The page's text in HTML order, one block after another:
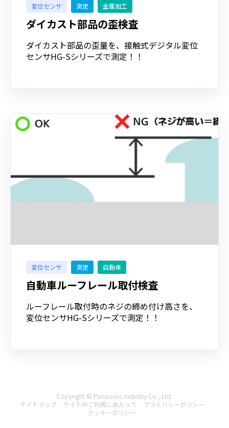
変位センサ 測定 金属加工
ダイカスト部品の歪検査
ダイカスト部品の歪量を、接触式デジタル変位
センサHG-Sシリーズで測定！！
変位センサ 測定 自動車
自動車ルーフレール取付検査
ルーフレール取付時のネジの締め付け高さを、
変位センサHG-Sシリーズで測定！！
Copyright © Panasonic Industry Co., Ltd.
サイトマップ
サイトのご利用にあたって
プライバシーポリシー
クッキーポリシー